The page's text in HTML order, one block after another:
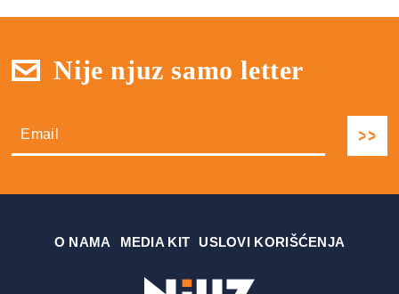
Nije njuz samo letter
О NAMA MEDIA KIT USLOVI KORIŠĆENJA